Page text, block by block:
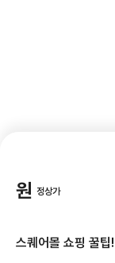
원 정상가
스퀘어몰 쇼핑 꿀팁!